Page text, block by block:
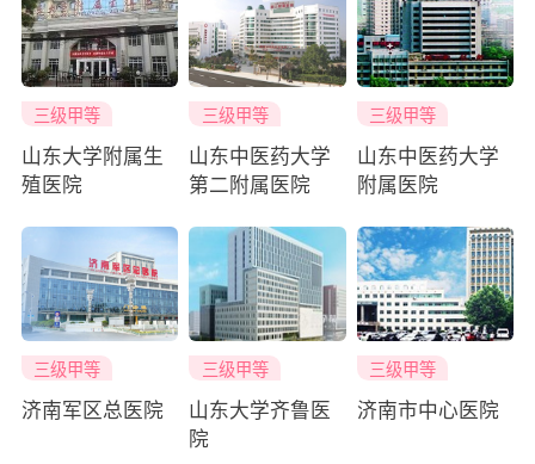
三级甲等
山东大学附属生
殖医院
三级甲等
山东中医药大学
第二附属医院
三级甲等
山东中医药大学
附属医院
三级甲等
济南军区总医院
三级甲等
山东大学齐鲁医
院
三级甲等
济南市中心医院